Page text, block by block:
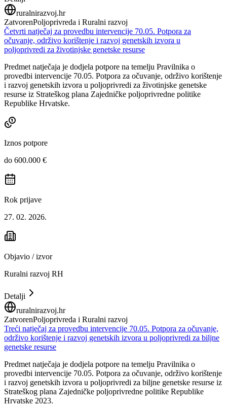
ruralnirazvoj.hr
ZatvorenPoljoprivreda i Ruralni razvoj
Četvrti natječaj za provedbu intervencije 70.05. Potpora za
očuvanje, održivo korištenje i razvoj genetskih izvora u
poljoprivredi za životinjske genetske resurse
Predmet natječaja je dodjela potpore na temelju Pravilnika o
provedbi intervencije 70.05. Potpora za očuvanje, održivo korištenje
i razvoj genetskih izvora u poljoprivredi za životinjske genetske
resurse iz Strateškog plana Zajedničke poljoprivredne politike
Republike Hrvatske.
Iznos potpore
do 600.000 €
Rok prijave
27. 02. 2026.
Objavio / izvor
Ruralni razvoj RH
Detalji
ruralnirazvoj.hr
ZatvorenPoljoprivreda i Ruralni razvoj
Treći natječaj za provedbu intervencije 70.05. Potpora za očuvanje,
održivo korištenje i razvoj genetskih izvora u poljoprivredi za biljne
genetske resurse
Predmet natječaja je dodjela potpore na temelju Pravilnika o
provedbi intervencije 70.05. Potpora za očuvanje, održivo korištenje
i razvoj genetskih izvora u poljoprivredi za biljne genetske resurse iz
Strateškog plana Zajedničke poljoprivredne politike Republike
Hrvatske 2023.